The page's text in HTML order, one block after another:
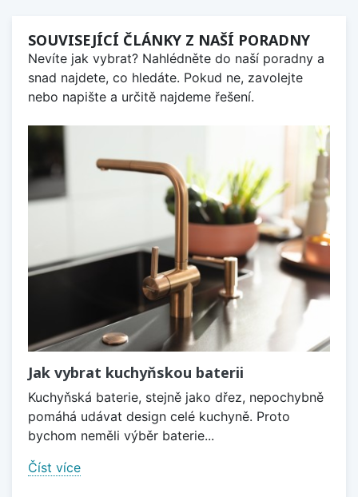
SOUVISEJÍCÍ ČLÁNKY Z NAŠÍ PORADNY
Nevíte jak vybrat? Nahlédněte do naší poradny a
snad najdete, co hledáte. Pokud ne, zavolejte
nebo napište a určitě najdeme řešení.
Jak vybrat kuchyňskou baterii
Kuchyňská baterie, stejně jako dřez, nepochybně
pomáhá udávat design celé kuchyně. Proto
bychom neměli výběr baterie...
Číst více